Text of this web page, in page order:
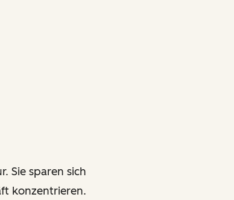
Sie sparen sich
konzentrieren.